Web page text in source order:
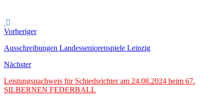
Vorheriger
Ausschreibungen Landesseniorenspiele Leipzig
Nächster
Leistungsnachweis für Schiedsrichter am 24.08.2024 beim 67.
SILBERNEN FEDERBALL